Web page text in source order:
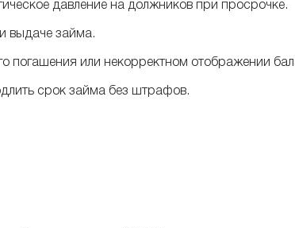
давление на должников при просрочке.
выдаче займа.
погашения или некорректном отображении
срок займа без штрафов.